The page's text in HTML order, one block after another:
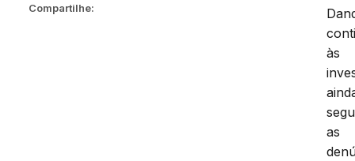
Compartilhe:
às
as